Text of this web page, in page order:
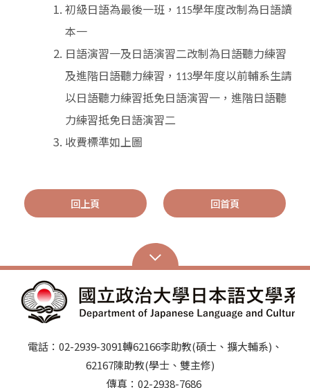
初級日語為最後一班， 115學年度改制為日語讀
本一
日語演習一及日語演習二改制為日語聽力練習
及進階日語聽力練習， 113學年度以前輔系生請
以日語聽力練習抵免日語演習一，進階日語聽
力練習抵免日語演習二
收費標準如上圖
回上頁 回首頁
電話：02-2939-3091轉62166李助教(碩士、擴大輔系)、
62167陳助教(學士、雙主修)
傳真：02-2938-7686